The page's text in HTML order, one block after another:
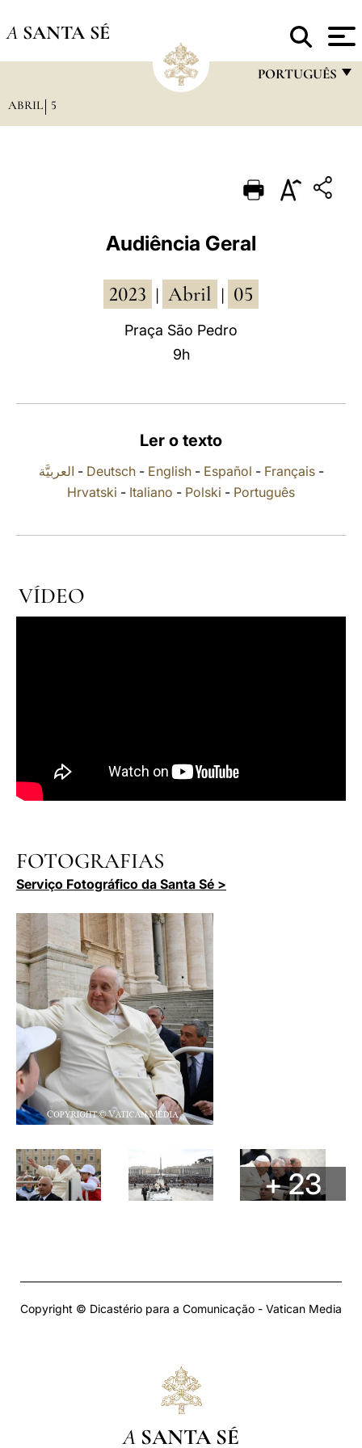
A SANTA SÉ
PORTUGUÊS
PORTUGUÊS
ABRIL 5
Audiência Geral
2023 Abril 05
Praça São Pedro
9h
Ler o texto
العربيَّة - Deutsch- English- Español - Français-
Hrvatski - Italiano - Polski - Português
VÍDEO
FOTOGRAFIAS
Serviço Fotográfico da Santa Sé >
+ 23
Copyright © Dicastério para a Comunicação - Vatican Media
A SANTA SÉ